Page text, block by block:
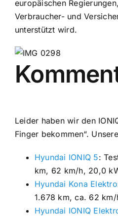
europäischen
Verbraucher- und
unterstützt wird.
Leider haben wir den
Finger bekommen“.
Hyundai IONIQ 5:
km, 62 km/h, 20,0
Hyundai Kona Elektro
1.678 km, ca. 62
Hyundai IONIQ